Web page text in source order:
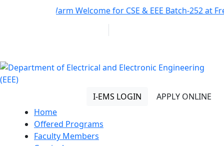
Warm Welcome for CSE & EEE Batch-252 at
and Electronic Engineering
I-EMS LOGIN
APPLY ONLINE
Home
Offered Programs
Faculty Members